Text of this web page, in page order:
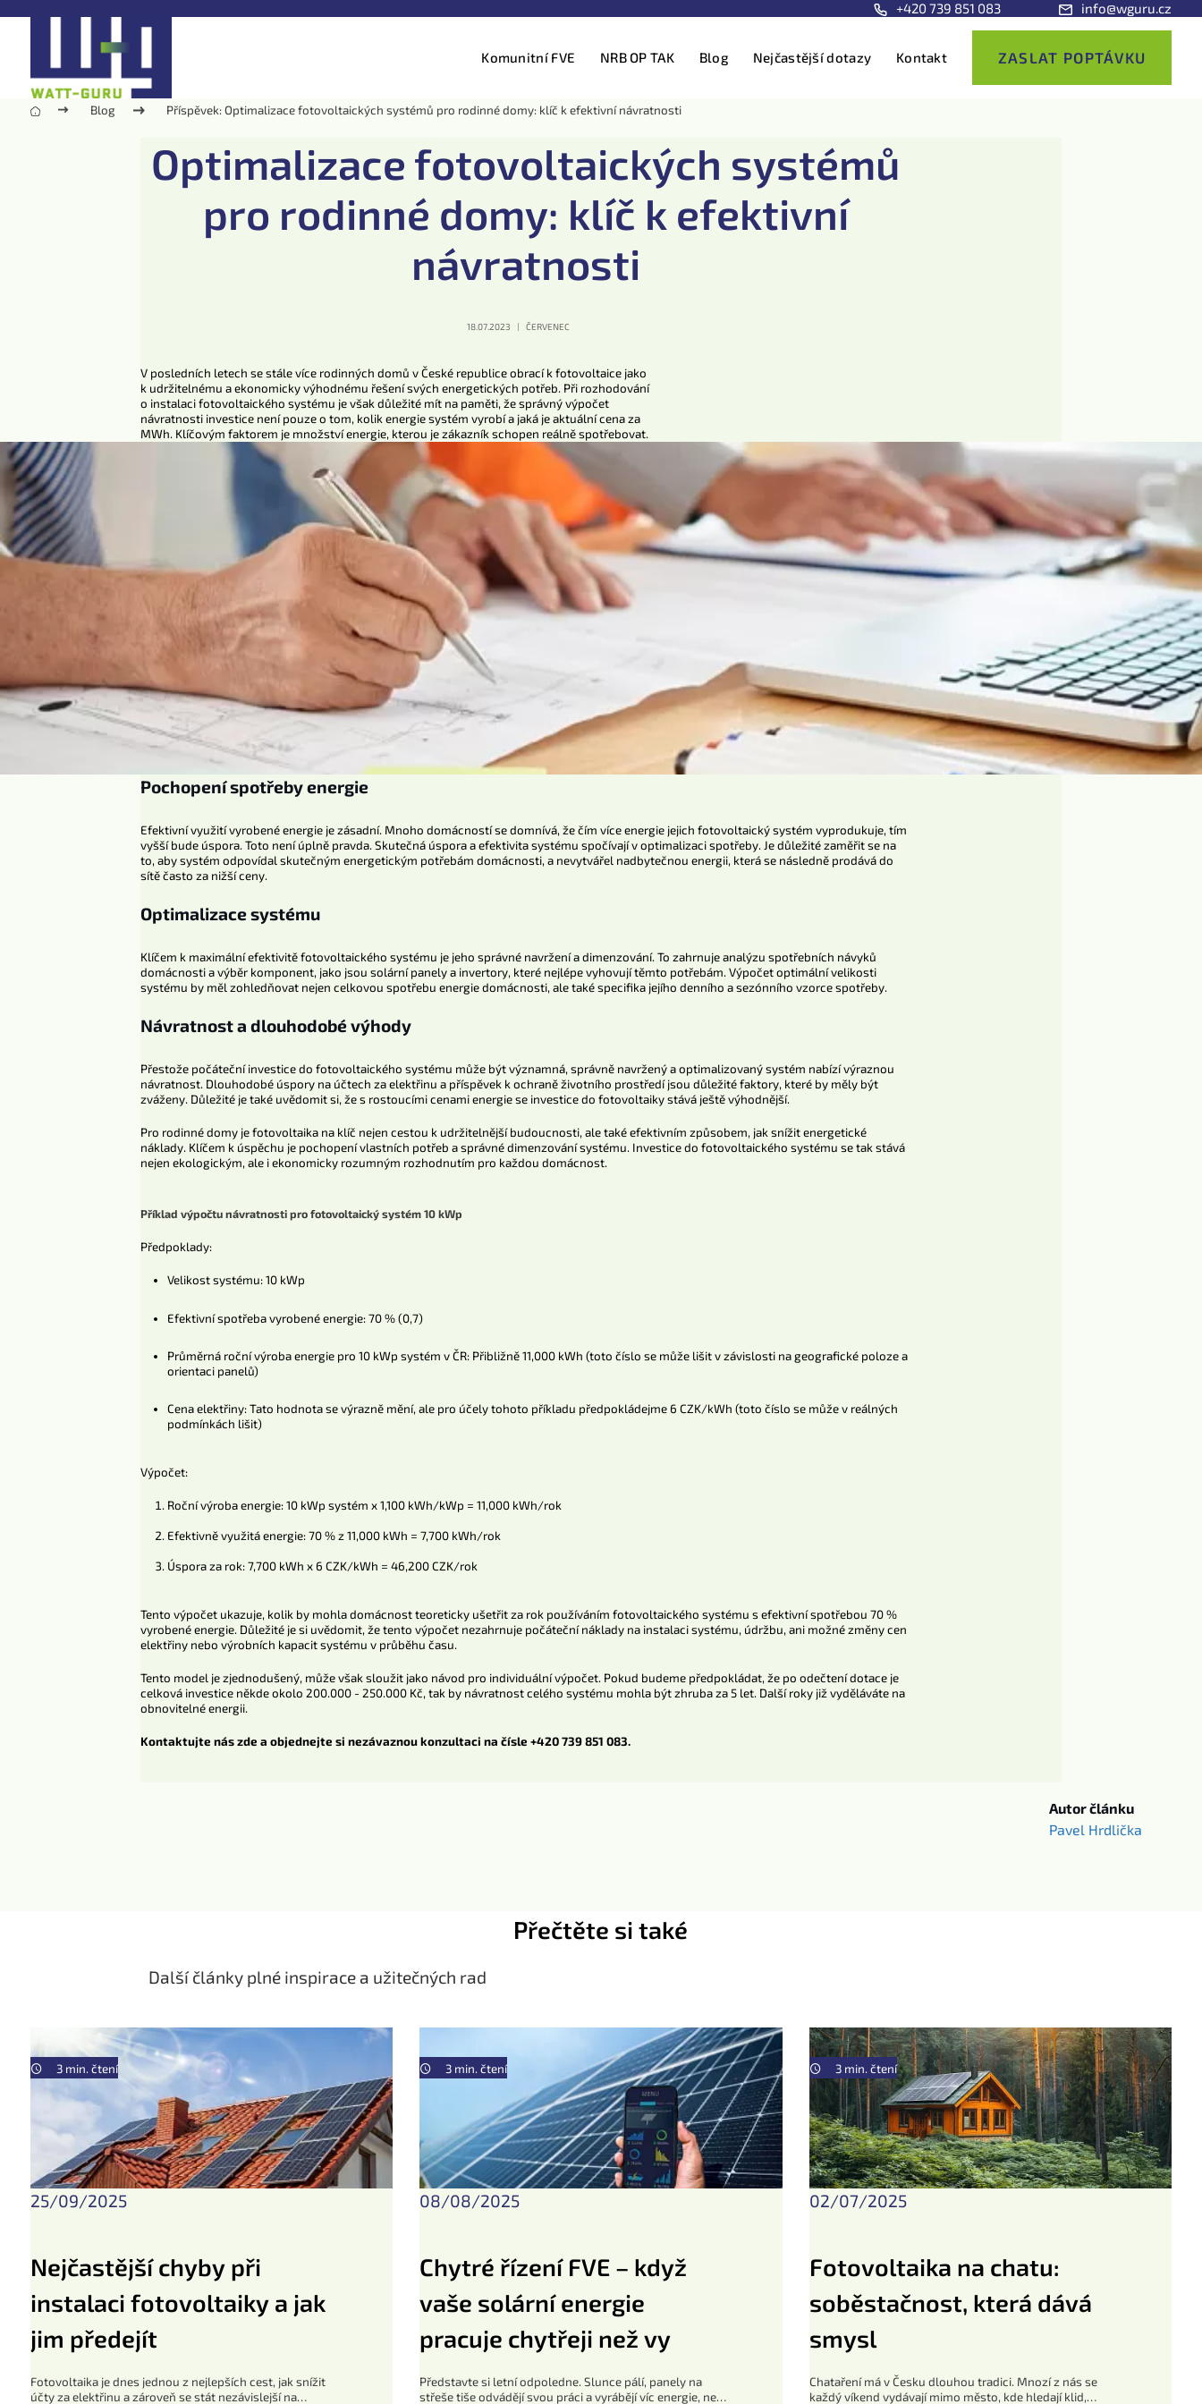
+420 739 851 083 info@wguru.cz
Komunitní FVE NRB OP TAK Blog Nejčastější dotazy Kontakt ZASLAT POPTÁVKU
Blog Příspěvek: Optimalizace fotovoltaických systémů pro rodinné domy: klíč k efektivní návratnosti
Optimalizace fotovoltaických systémů
pro rodinné domy: klíč k efektivní
návratnosti
18.07.2023 ČERVENEC
V posledních letech se stále více rodinných domů v České republice obrací k fotovoltaice jako
k udržitelnému a ekonomicky výhodnému řešení svých energetických potřeb. Při rozhodování
o instalaci fotovoltaického systému je však důležité mít na paměti, že správný výpočet
návratnosti investice není pouze o tom, kolik energie systém vyrobí a jaká je aktuální cena za
MWh. Klíčovým faktorem je množství energie, kterou je zákazník schopen reálně spotřebovat.
Pochopení spotřeby energie
Efektivní využití vyrobené energie je zásadní. Mnoho domácností se domnívá, že čím více energie jejich fotovoltaický systém vyprodukuje, tím
vyšší bude úspora. Toto není úplně pravda. Skutečná úspora a efektivita systému spočívají v optimalizaci spotřeby. Je důležité zaměřit se na
to, aby systém odpovídal skutečným energetickým potřebám domácnosti, a nevytvářel nadbytečnou energii, která se následně prodává do
sítě často za nižší ceny.
Optimalizace systému
Klíčem k maximální efektivitě fotovoltaického systému je jeho správné navržení a dimenzování. To zahrnuje analýzu spotřebních návyků
domácnosti a výběr komponent, jako jsou solární panely a invertory, které nejlépe vyhovují těmto potřebám. Výpočet optimální velikosti
systému by měl zohledňovat nejen celkovou spotřebu energie domácnosti, ale také specifika jejího denního a sezónního vzorce spotřeby.
Návratnost a dlouhodobé výhody
Přestože počáteční investice do fotovoltaického systému může být významná, správně navržený a optimalizovaný systém nabízí výraznou
návratnost. Dlouhodobé úspory na účtech za elektřinu a příspěvek k ochraně životního prostředí jsou důležité faktory, které by měly být
zváženy. Důležité je také uvědomit si, že s rostoucími cenami energie se investice do fotovoltaiky stává ještě výhodnější.
Pro rodinné domy je fotovoltaika na klíč nejen cestou k udržitelnější budoucnosti, ale také efektivním způsobem, jak snížit energetické
náklady. Klíčem k úspěchu je pochopení vlastních potřeb a správné dimenzování systému. Investice do fotovoltaického systému se tak stává
nejen ekologickým, ale i ekonomicky rozumným rozhodnutím pro každou domácnost.
Příklad výpočtu návratnosti pro fotovoltaický systém 10 kWp
Předpoklady:
Velikost systému: 10 kWp
Efektivní spotřeba vyrobené energie: 70 % (0,7)
Průměrná roční výroba energie pro 10 kWp systém v ČR: Přibližně 11,000 kWh (toto číslo se může lišit v závislosti na geografické poloze a
orientaci panelů)
Cena elektřiny: Tato hodnota se výrazně mění, ale pro účely tohoto příkladu předpokládejme 6 CZK/kWh (toto číslo se může v reálných
podmínkách lišit)
Výpočet:
Roční výroba energie: 10 kWp systém x 1,100 kWh/kWp = 11,000 kWh/rok
Efektivně využitá energie: 70 % z 11,000 kWh = 7,700 kWh/rok
Úspora za rok: 7,700 kWh x 6 CZK/kWh = 46,200 CZK/rok
Tento výpočet ukazuje, kolik by mohla domácnost teoreticky ušetřit za rok používáním fotovoltaického systému s efektivní spotřebou 70 %
vyrobené energie. Důležité je si uvědomit, že tento výpočet nezahrnuje počáteční náklady na instalaci systému, údržbu, ani možné změny cen
elektřiny nebo výrobních kapacit systému v průběhu času.
Tento model je zjednodušený, může však sloužit jako návod pro individuální výpočet. Pokud budeme předpokládat, že po odečtení dotace je
celková investice někde okolo 200.000 - 250.000 Kč, tak by návratnost celého systému mohla být zhruba za 5 let. Další roky již vyděláváte na
obnovitelné energii.
Kontaktujte nás zde a objednejte si nezávaznou konzultaci na čísle +420 739 851 083.
Autor článku
Pavel Hrdlička
Přečtěte si také
Další články plné inspirace a užitečných rad
3 min. čtení
25/09/2025
Nejčastější chyby při
instalaci fotovoltaiky a jak
jim předejít
Fotovoltaika je dnes jednou z nejlepších cest, jak snížit
účty za elektřinu a zároveň se stát nezávislejší na
3 min. čtení
08/08/2025
Chytré řízení FVE – když
vaše solární energie
pracuje chytřeji než vy
Představte si letní odpoledne. Slunce pálí, panely na
střeše tiše odvádějí svou práci a vyrábějí víc energie, než
3 min. čtení
02/07/2025
Fotovoltaika na chatu:
soběstačnost, která dává
smysl
Chataření má v Česku dlouhou tradici. Mnozí z nás se
každý víkend vydávají mimo město, kde hledají klid,